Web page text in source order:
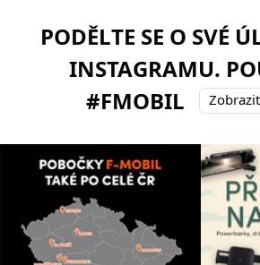
PODĚLTE SE O SVÉ
INSTAGRAMU.
#FMOBIL